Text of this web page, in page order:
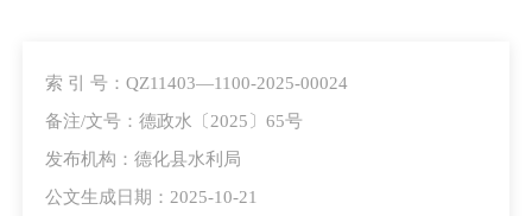
索 引 号：QZ11403—1100-2025-00024
备注/文号：德政水〔2025〕65号
发布机构：德化县水利局
公文生成日期：2025-10-21